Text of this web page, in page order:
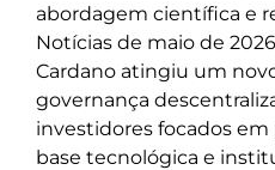
abordagem científica e
Notícias de maio de
Cardano atingiu um
governança
investidores focados
base tecnológica e